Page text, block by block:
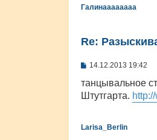
Галинаааааааа
Re:
С
о
щ
е
14.12.2013 19:42
танцывальное
Штутгарта.
Larisa_Berlin